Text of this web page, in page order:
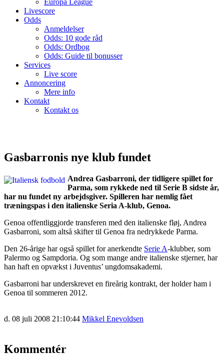
Livescore
Odds
Anmeldelser
Odds: 10 gode råd
Odds: Ordbog
Odds: Guide til bonusser
Services
Live score
Annoncering
Mere info
Kontakt
Kontakt os
Gasbarronis nye klub fundet
Andrea Gasbarroni, der tidligere spillet for
Parma, som rykkede ned til Serie B sidste år,
har nu fundet ny arbejdsgiver. Spilleren har nemlig fået
træningspas i den italienske Seria A-klub, Genoa.
Genoa offentliggjorde transferen med den italienske fløj, Andrea
Gasbarroni, som altså skifter til Genoa fra nedrykkede Parma.
Den 26-årige har også spillet for anerkendte Serie A-klubber, som
Palermo og Sampdoria. Og som mange andre italienske stjerner, har
han haft en opvækst i Juventus’ ungdomsakademi.
Gasbarroni har underskrevet en fireårig kontrakt, der holder ham i
Genoa til sommeren 2012.
d. 08 juli 2008 21:10:44 Mikkel Enevoldsen
Kommentér